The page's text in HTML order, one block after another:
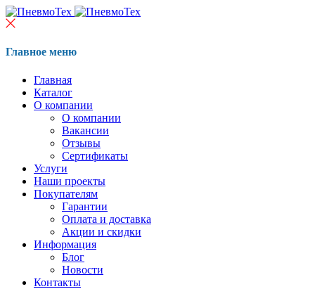
Главное меню
Главная
Каталог
О компании
О компании
Вакансии
Отзывы
Сертификаты
Услуги
Наши проекты
Покупателям
Гарантии
Оплата и доставка
Акции и скидки
Информация
Блог
Новости
Контакты